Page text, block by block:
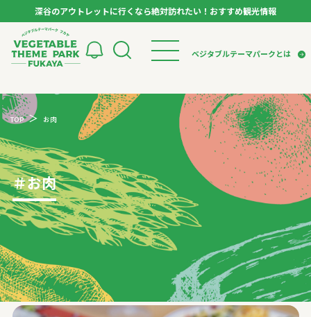
深谷のアウトレットに行くなら絶対訪れたい！おすすめ観光情報
ベジタブルテーマパークとは
検索
トップページ
モデルコース
スポット
イベント
体験
特集記事
ベジタブルテーマパークとは
VTPキャストミーティング
パートナー企業について
市長インタビュー
生産者インタビュー
アンバサダー
お役立ち情報
レシピ集
TOP お肉
＃お肉